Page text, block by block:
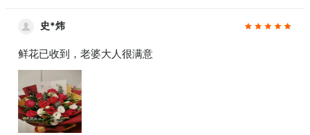
史*炜
鲜花已收到，老婆大人很满意